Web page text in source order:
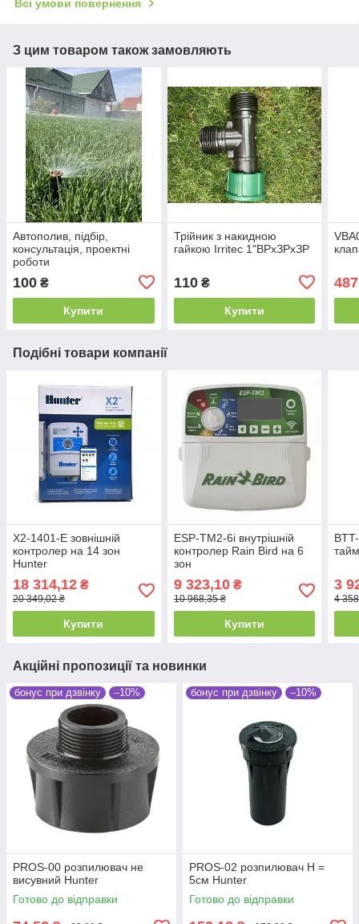
Всі умови повернення
З цим товаром також замовляють
Автополив, підбір,
консультація, проектні
роботи
100 ₴
Купити
Трійник з накидною
гайкою Irritec 1"ВРхЗРхЗР
110₴
Купити
Подібні товари компанії
X2-1401-E зовнішній
контролер на 14 зон
Hunter
18 314,12 ₴
20 349,02 ₴
Купити
ESP-TM2-6i внутрішній
контролер Rain Bird на 6
зон
9 323,10₴
10 968,35 ₴
Купити
3
4
Акційні пропозиції та новинки
бонус при дзвінку –10%
PROS-00 розпилювач не
висувний Hunter
Готово до відправки
бонус при дзвінку –10%
PROS-02 розпилювач Н =
5см Hunter
Готово до відправки